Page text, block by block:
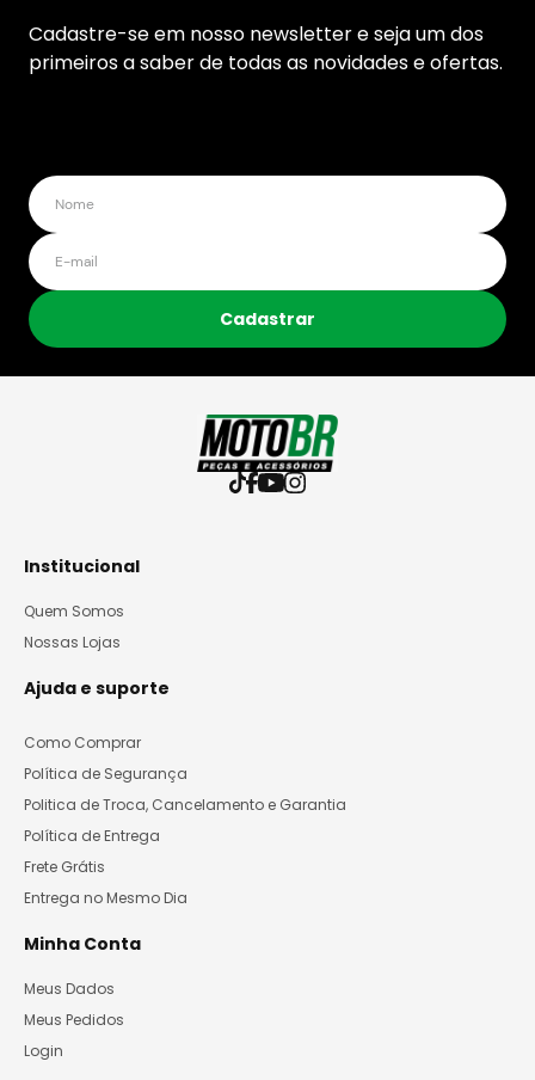
Cadastre-se em nosso newsletter e seja um dos
primeiros a saber de todas as novidades e ofertas.
Cadastrar
Institucional
Quem Somos
Nossas Lojas
Ajuda e suporte
Como Comprar
Política de Segurança
Politica de Troca, Cancelamento e Garantia
Política de Entrega
Frete Grátis
Entrega no Mesmo Dia
Minha Conta
Meus Dados
Meus Pedidos
Login